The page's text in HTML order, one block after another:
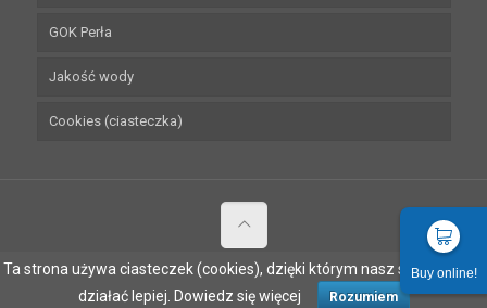
GOK Perła
Jakość wody
Cookies (ciasteczka)
© 2026 Pływalnia Perła w Nowinach. Buy online!
Ta strona używa ciasteczek (cookies), dzięki którym nasz serwis może
działać lepiej. Dowiedz się więcej Rozumiem